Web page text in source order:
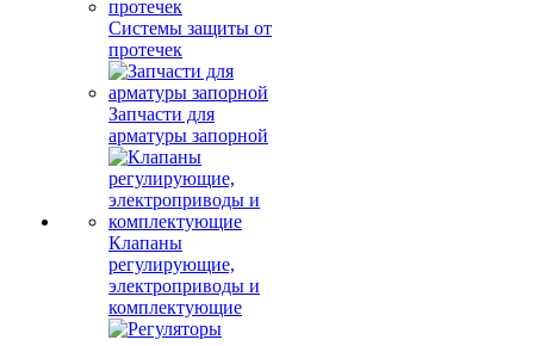
Системы защиты от
протечек
Запчасти для
арматуры запорной
Клапаны
регулирующие,
электроприводы и
комплектующие